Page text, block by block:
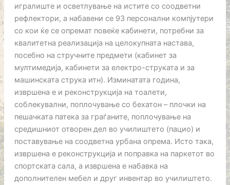
игралиште и осветлување на истите со соодветни
рефлектори, а набавени се 93 персонални компјутери
со кои ќе се опремат повеќе кабинети, потребни за
квалитетна реализација на целокупната настава,
посебно на стручните предмети (кабинет за
мултимедија, кабинети за електро-струката и за
машинската струка итн). Изминатата година,
извршена е и реконструкција на тоалети,
соблекувални, поплочување со бехатон – плочки на
пешачката патека за граѓаните, поплочување на
средишниот отворен дел во училиштето (пацио) и
поставување на соодветна урбана опрема. Исто така,
извршена е реконструкција и поправка на паркетот во
спортската сала, а извршена е набавка на
дополнителен мебел и друг инвентар во училиштето.